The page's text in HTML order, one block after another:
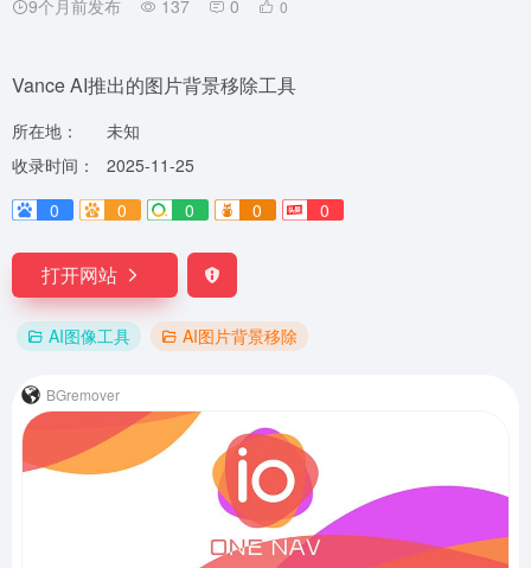
9个月前发布 137 0 0
Vance AI推出的图片背景移除工具
所在地：
未知
收录时间：
2025-11-25
0
0 0 0 0
打开网站
AI图像工具 AI图片背景移除
BGremover